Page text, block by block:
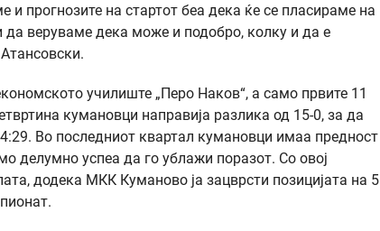
прогнозите на стартот беа дека ќе се пласираме на
да веруваме дека може и подобро, колку и да е
училиште „Перо Наков“, а само првите 11
кумановци направија разлика од 15-0, за да
Во последниот квартал кумановци имаа предност
делумно успеа да го ублажи поразот. Со овој
додека МКК Куманово ја зацврсти позицијата на 5